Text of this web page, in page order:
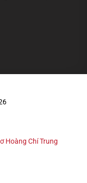
Hoàng Chí Trung